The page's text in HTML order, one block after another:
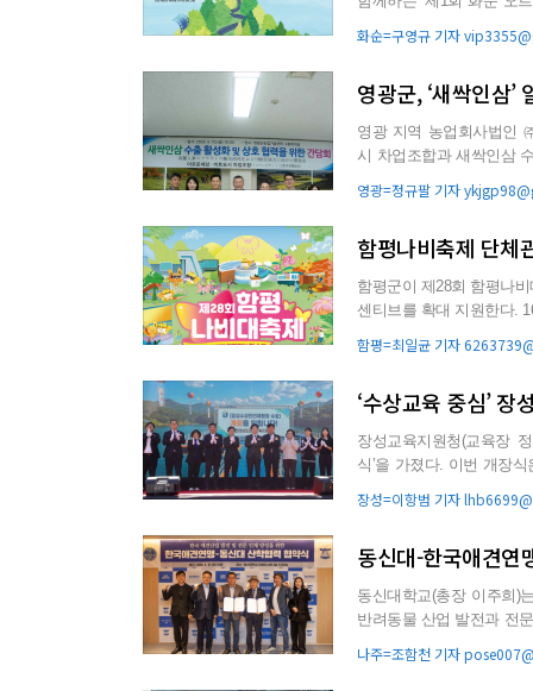
화순=구영규 기자
영광군, ‘새싹인삼’
영광 지역 농업회사법인
시 차업조합과 새싹인삼 수출 활성화
영광=정규팔 기자
함평나비축제 단체
함평군이 제28회 함평나
센티브를 확대 지원한다. 16일 함평군에 따르면 이번 지원은 축제 기간 단체 방문객을 유치해 지역
함평=최일균 기자
‘수상교육 중심’ 장
장성교육지원청(교육장
식’을 가졌다. 이번 개장식은 학생들의 생활수영 교육과 수상스포츠 교육을 체계적으로 운영할 수
장성=이항범 기자
동신대-한국애견연
동신대학교(총장 이주희)
반려동물 산업 발전과 전문 인력 양성을
나주=조함천 기자